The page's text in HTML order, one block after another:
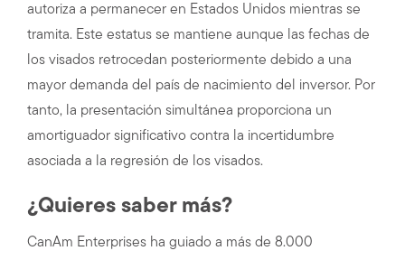
autoriza a permanecer en Estados Unidos mientras se
tramita. Este estatus se mantiene aunque las fechas de
los visados retrocedan posteriormente debido a una
mayor demanda del país de nacimiento del inversor. Por
tanto, la presentación simultánea proporciona un
amortiguador significativo contra la incertidumbre
asociada a la regresión de los visados.
¿Quieres saber más?
CanAm Enterprises ha guiado a más de 8.000